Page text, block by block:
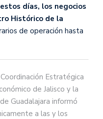
días, los negocios
Histórico de la
de operación hasta
Estratégica
de Jalisco y la
Guadalajara informó
a las y los